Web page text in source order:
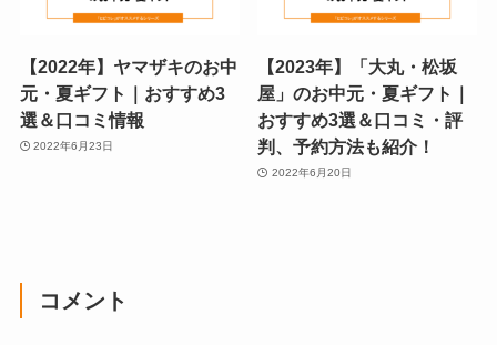
【2022年】ヤマザキのお中
元・夏ギフト｜おすすめ3
選＆口コミ情報
2022年6月23日
【2023年】「大丸・松坂
屋」のお中元・夏ギフト｜
おすすめ3選＆口コミ・評
判、予約方法も紹介！
2022年6月20日
コメント